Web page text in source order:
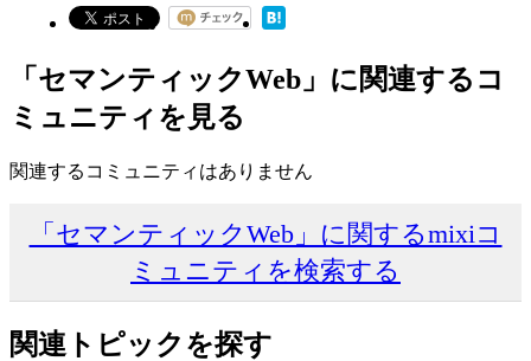
「セマンティックWeb」に関連するコ
ミュニティを見る
関連するコミュニティはありません
「セマンティックWeb」に関するmixiコ
ミュニティを検索する
関連トピックを探す